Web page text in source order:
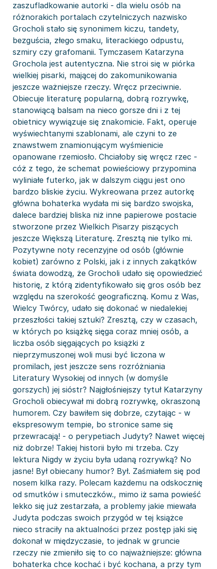
zaszufladkowanie autorki - dla wielu osób na
różnorakich portalach czytelniczych nazwisko
Grocholi stało się synonimem kiczu, tandety,
bezguścia, złego smaku, literackiego odpustu,
szmiry czy grafomanii. Tymczasem Katarzyna
Grochola jest autentyczna. Nie stroi się w piórka
wielkiej pisarki, mającej do zakomunikowania
jeszcze ważniejsze rzeczy. Wręcz przeciwnie.
Obiecuje literaturę popularną, dobrą rozrywkę,
stanowiącą balsam na nieco gorsze dni i z tej
obietnicy wywiązuje się znakomicie. Fakt, operuje
wyświechtanymi szablonami, ale czyni to ze
znawstwem znamionującym wyśmienicie
opanowane rzemiosło. Chciałoby się wręcz rzec -
cóż z tego, że schemat powieściowy przypomina
wyliniałe futerko, jak w dalszym ciągu jest ono
bardzo bliskie życiu. Wykreowana przez autorkę
główna bohaterka wydała mi się bardzo swojska,
dalece bardziej bliska niż inne papierowe postacie
stworzone przez Wielkich Pisarzy piszących
jeszcze Większą Literaturę. Zresztą nie tylko mi.
Pozytywne noty recenzyjne od osób (głównie
kobiet) zarówno z Polski, jak i z innych zakątków
świata dowodzą, że Grocholi udało się opowiedzieć
historię, z którą zidentyfikowało się gros osób bez
względu na szerokość geograficzną. Komu z Was,
Wielcy Twórcy, udało się dokonać w niedalekiej
przeszłości takiej sztuki? Zresztą, czy w czasach,
w których po książkę sięga coraz mniej osób, a
liczba osób sięgających po książki z
nieprzymuszonej woli musi być liczona w
promilach, jest jeszcze sens rozróżniania
Literatury Wysokiej od innych (w domyśle
gorszych) jej sióstr? Najgłośniejszy tytuł Katarzyny
Grocholi obiecywał mi dobrą rozrywkę, okraszoną
humorem. Czy bawiłem się dobrze, czytając - w
ekspresowym tempie, bo stronice same się
przewracają! - o perypetiach Judyty? Nawet więcej
niż dobrze! Takiej historii było mi trzeba. Czy
lektura Nigdy w życiu była udaną rozrywką? No
jasne! Był obiecany humor? Był. Zaśmiałem się pod
nosem kilka razy. Polecam każdemu na odskocznię
od smutków i smuteczków., mimo iż sama powieść
lekko się już zestarzała, a problemy jakie miewała
Judyta podczas swoich przygód w tej książce
nieco straciły na aktualności przez postęp jaki się
dokonał w międzyczasie, to jednak w gruncie
rzeczy nie zmieniło się to co najważniejsze: główna
bohaterka chce kochać i być kochana, a przy tym